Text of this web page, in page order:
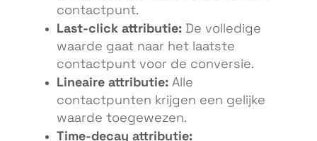
contactpunt.
Last-click attributie: De volledige
waarde gaat naar het laatste
contactpunt voor de conversie.
Lineaire attributie: Alle
contactpunten krijgen een gelijke
waarde toegewezen.
Time-decay attributie: